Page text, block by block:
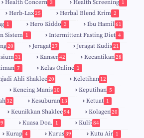
Health Concern 3 Health Screening 1
Herb-Lax25 Herbal Blend Krim 2
1 Hero Kiddo 3 Ibu Hamil61
Sistem 1 Intermittent Fasting Diet 4
20 Jeragat27 Jeragat Kudis21
31 Kanser42 Kecantikan28
7 Kelas Online 1
Ahli Shaklee20 Keletihan 12
Kencing Manis 10 Keputihan 5
32 Kesuburan 13 Ketuat 1
Keunikkan Shaklee94 Kolagen20
Kuasa Doa. 1 Kulit84
Kurap 4 Kurus39 Kutu Air 1